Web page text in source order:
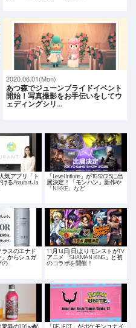
2020.06.01(Mon)
あつ森でジューンブライドイベント
開始！写真撮影をお手伝いをしてウ
ェディングシリ…
気アプリ「ト
るAssurant Ja
「Level Infinite」がTGS2025に出
展決定！「モンハン」新作や
「NIKKE」など
ラスのエナド
」からシュガ
の…
11月14日(日)よりモンストがTV
アニメ「SHAMAN KING」と初
のコラボを開催！
異の195㎎配 「REJECT」がポケモンユナイ